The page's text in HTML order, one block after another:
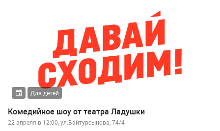
Для детей
Комедийное шоу от театра Ладушки
22 апреля в 12:00, ул.Байтурсынова, 74/4